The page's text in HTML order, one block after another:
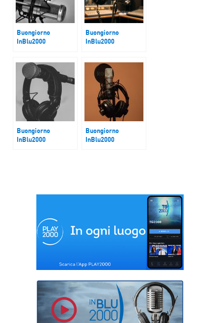
Buongiorno
InBlu2000
Buongiorno
InBlu2000
Buongiorno
InBlu2000
Buongiorno
InBlu2000